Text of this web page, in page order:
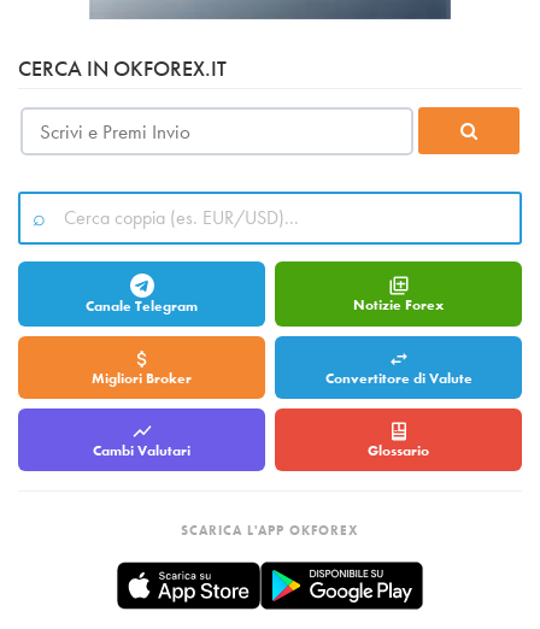
CERCA IN OKFOREX.IT
Canale Telegram Notizie Forex
Migliori Broker Convertitore di Valute
Cambi Valutari Glossario
SCARICA L'APP OKFOREX